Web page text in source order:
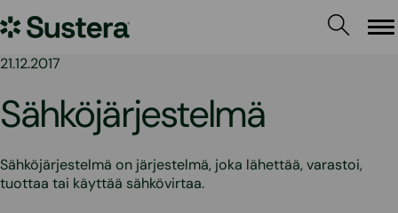
sisältöön
Sustera
21.12.2017
Sähköjärjestelmä
Sähköjärjestelmä on järjestelmä, joka lähettää, varastoi,
tuottaa tai käyttää sähkövirtaa.